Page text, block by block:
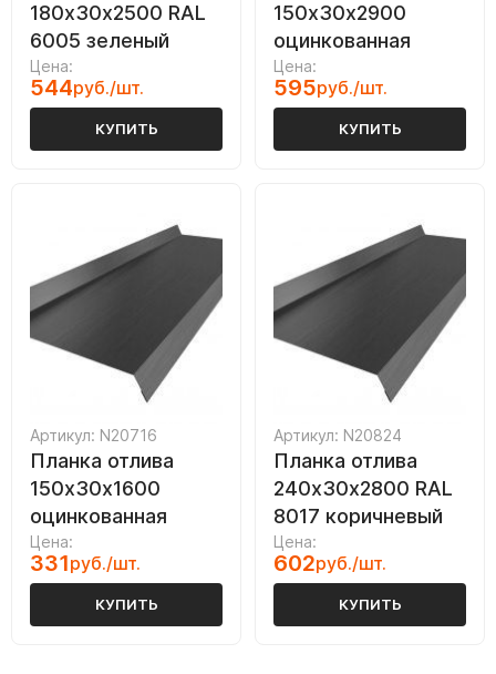
180х30х2500 RAL
6005 зеленый
Цена:
544руб./шт.
КУПИТЬ
150х30х2900
оцинкованная
Цена:
595руб./шт.
КУПИТЬ
Артикул: N20716
Планка отлива
150х30х1600
оцинкованная
Цена:
331руб./шт.
КУПИТЬ
Артикул: N20824
Планка отлива
240х30х2800 RAL
8017 коричневый
Цена:
602руб./шт.
КУПИТЬ